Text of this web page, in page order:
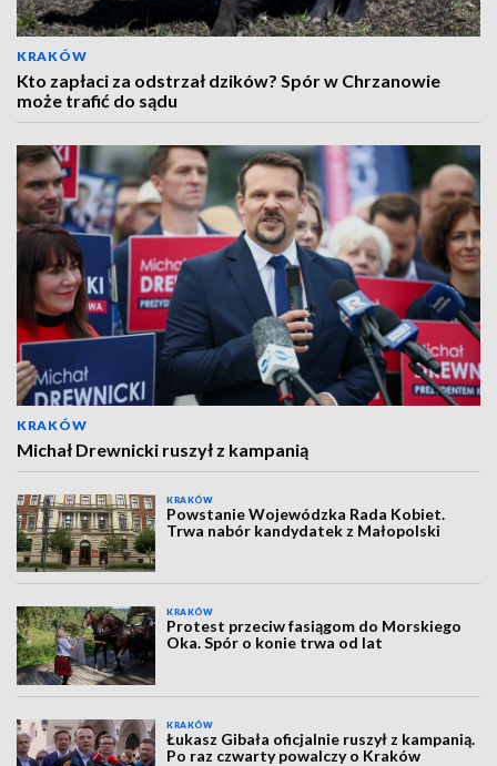
KRAKÓW
Kto zapłaci za odstrzał dzików? Spór w Chrzanowie
może trafić do sądu
KRAKÓW
Michał Drewnicki ruszył z kampanią
KRAKÓW
Powstanie Wojewódzka Rada Kobiet.
Trwa nabór kandydatek z Małopolski
KRAKÓW
Protest przeciw fasiągom do Morskiego
Oka. Spór o konie trwa od lat
KRAKÓW
Łukasz Gibała oficjalnie ruszył z kampanią.
Po raz czwarty powalczy o Kraków